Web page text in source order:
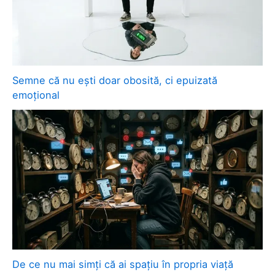
Semne că nu ești doar obosită, ci epuizată
emoțional
De ce nu mai simți că ai spațiu în propria viață